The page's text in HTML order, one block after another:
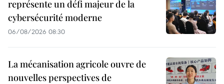
représente un défi majeur de la
cybersécurité moderne
06/08/2026 08:30
La mécanisation agricole ouvre de
nouvelles perspectives de